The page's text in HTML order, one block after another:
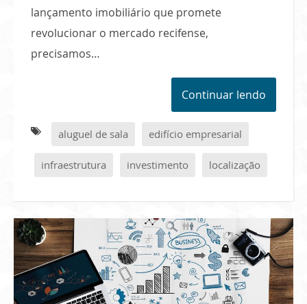
lançamento imobiliário que promete
revolucionar o mercado recifense,
precisamos…
Continuar lendo
aluguel de sala edifício empresarial
infraestrutura investimento localização